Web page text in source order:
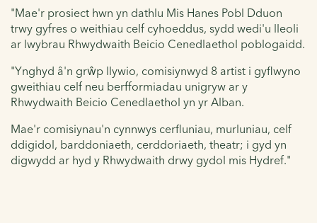
"Mae'r prosiect hwn yn dathlu Mis Hanes Pobl Dduon
trwy gyfres o weithiau celf cyhoeddus, sydd wedi'u lleoli
ar lwybrau Rhwydwaith Beicio Cenedlaethol poblogaidd.
"Ynghyd â'n grŵp llywio, comisiynwyd 8 artist i gyflwyno
gweithiau celf neu berfformiadau unigryw ar y
Rhwydwaith Beicio Cenedlaethol yn yr Alban.
Mae'r comisiynau'n cynnwys cerfluniau, murluniau, celf
ddigidol, barddoniaeth, cerddoriaeth, theatr; i gyd yn
digwydd ar hyd y Rhwydwaith drwy gydol mis Hydref."